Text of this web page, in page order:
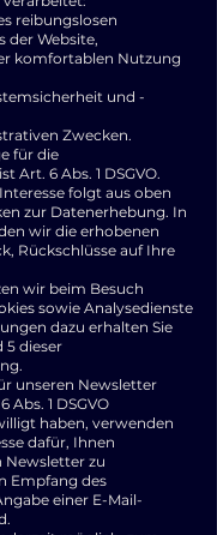
reibungslosen
der Website,
komfortablen Nutzung
und -
Zwecken.
für die
Art. 6 Abs. 1 DSGVO.
folgt aus oben
zur Datenerhebung. In
wir die erhobenen
Rückschlüsse auf Ihre
wir beim Besuch
sowie Analysedienste
dazu erhalten Sie
5 dieser
unseren Newsletter
Abs. 1 DSGVO
haben, verwenden
dafür, Ihnen
Newsletter zu
Empfang des
einer E-Mail-